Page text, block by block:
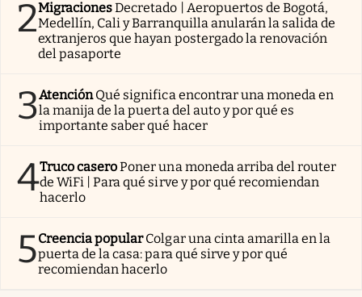
2MigracionesDecretado | Aeropuertos de Bogotá,
Medellín, Cali y Barranquilla anularán la salida de
extranjeros que hayan postergado la renovación
del pasaporte
3AtenciónQué significa encontrar una moneda en
la manija de la puerta del auto y por qué es
importante saber qué hacer
4Truco caseroPoner una moneda arriba del router
de WiFi | Para qué sirve y por qué recomiendan
hacerlo
5Creencia popularColgar una cinta amarilla en la
puerta de la casa: para qué sirve y por qué
recomiendan hacerlo